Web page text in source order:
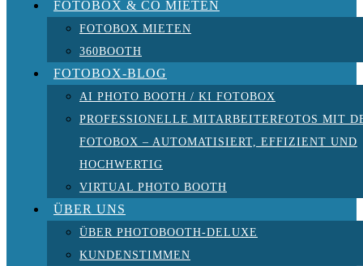
FOTOBOX & CO MIETEN
FOTOBOX MIETEN
360BOOTH
FOTOBOX-BLOG
AI PHOTO BOOTH / KI FOTOBOX
PROFESSIONELLE MITARBEITERFOTOS MIT
FOTOBOX – AUTOMATISIERT, EFFIZIENT UND
HOCHWERTIG
VIRTUAL PHOTO BOOTH
ÜBER UNS
ÜBER PHOTOBOOTH-DELUXE
KUNDENSTIMMEN